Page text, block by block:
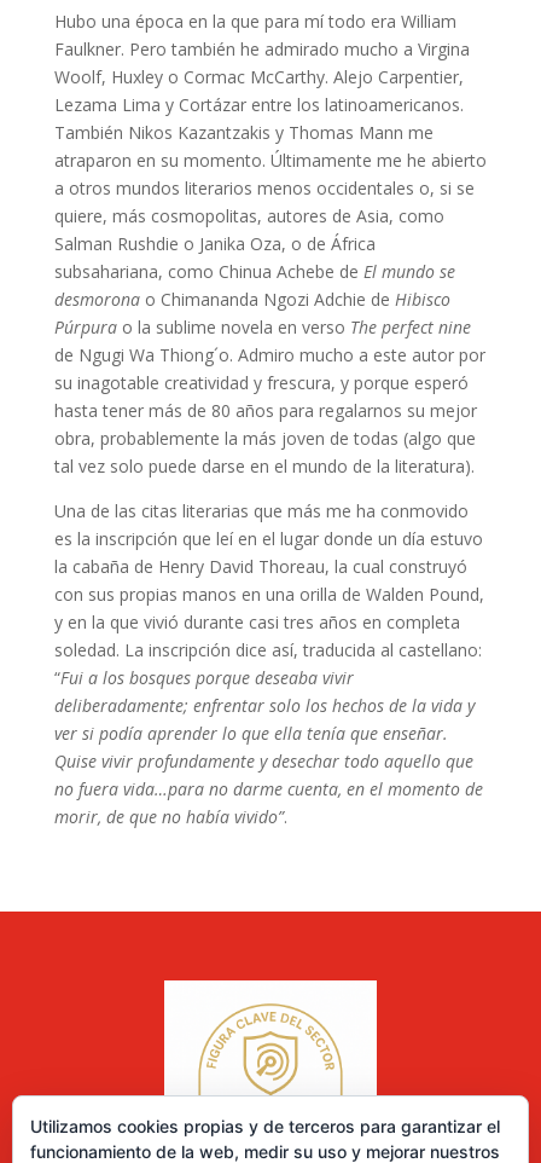
Hubo una época en la que para mí todo era William
Faulkner. Pero también he admirado mucho a Virgina
Woolf, Huxley o Cormac McCarthy. Alejo Carpentier,
Lezama Lima y Cortázar entre los latinoamericanos.
También Nikos Kazantzakis y Thomas Mann me
atraparon en su momento. Últimamente me he abierto
a otros mundos literarios menos occidentales o, si se
quiere, más cosmopolitas, autores de Asia, como
Salman Rushdie o Janika Oza, o de África
subsahariana, como Chinua Achebe de El mundo se
desmoronao Chimananda Ngozi Adchie de Hibisco
Púrpurao la sublime novela en verso The perfect nine
de Ngugi Wa Thiong´o. Admiro mucho a este autor por
su inagotable creatividad y frescura, y porque esperó
hasta tener más de 80 años para regalarnos su mejor
obra, probablemente la más joven de todas (algo que
tal vez solo puede darse en el mundo de la literatura).
Una de las citas literarias que más me ha conmovido
es la inscripción que leí en el lugar donde un día estuvo
la cabaña de Henry David Thoreau, la cual construyó
con sus propias manos en una orilla de Walden Pound,
y en la que vivió durante casi tres años en completa
soledad. La inscripción dice así, traducida al castellano:
“Fui a los bosques porque deseaba vivir
deliberadamente; enfrentar solo los hechos de la vida y
ver si podía aprender lo que ella tenía que enseñar.
Quise vivir profundamente y desechar todo aquello que
no fuera vida…para no darme cuenta, en el momento de
morir, de que no había vivido”.
Utilizamos cookies propias y de terceros para garantizar el
funcionamiento de la web, medir su uso y mejorar nuestros